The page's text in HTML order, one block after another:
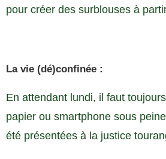
pour créer des surblouses à
La vie (dé)confinée :
En attendant lundi, il faut
papier ou smartphone sous
été présentées à la justice